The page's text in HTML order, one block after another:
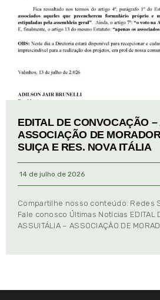
EDITAL DE CONVOCAÇÃO
ASSOCIAÇÃO DE
SUIÇA E RES. NOVA ITÁLIA
14 de julho de 2026
Compartilhe nosso conteúdo: Redes
Fale conosco Últimas Notícias EDITAL
ASSUITÁLIA – ASSOCIAÇÃO DE